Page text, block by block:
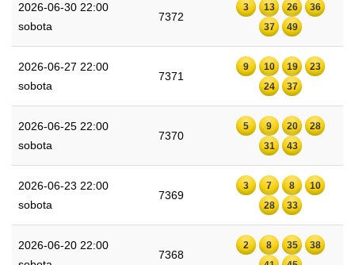
2026-06-30 22:00
sobota
7372
3 13 26
36
37
49
2026-06-27 22:00
sobota
7371
9 10 19
23
24
37
2026-06-25 22:00
sobota
7370
5 9 20
28
31
43
2026-06-23 22:00
sobota
7369
3 7 8
10
28
33
2026-06-20 22:00
7368
2 8 35
38